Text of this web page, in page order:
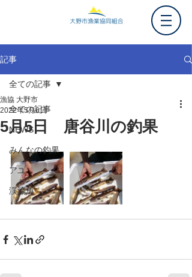
記事
全ての記事
NEWS
みんなの釣果
アユ
渓流魚
全ての記事
5月5日 唐谷川の釣果
漁協 大野市
2022年5月6日